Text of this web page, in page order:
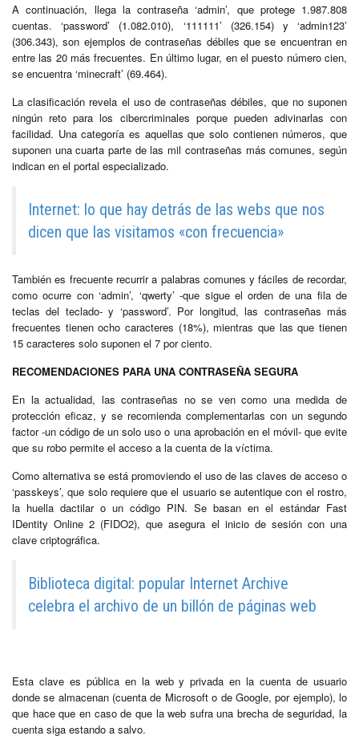
A continuación, llega la contraseña ‘admin’, que protege 1.987.808
cuentas. ‘password’ (1.082.010), ‘111111’ (326.154) y ‘admin123’
(306.343), son ejemplos de contraseñas débiles que se encuentran en
entre las 20 más frecuentes. En último lugar, en el puesto número cien,
se encuentra ‘minecraft’ (69.464).
La clasificación revela el uso de contraseñas débiles, que no suponen
ningún reto para los cibercriminales porque pueden adivinarlas con
facilidad. Una categoría es aquellas que solo contienen números, que
suponen una cuarta parte de las mil contraseñas más comunes, según
indican en el portal especializado.
Internet: lo que hay detrás de las webs que nos
dicen que las visitamos «con frecuencia»
También es frecuente recurrir a palabras comunes y fáciles de recordar,
como ocurre con ‘admin’, ‘qwerty’ -que sigue el orden de una fila de
teclas del teclado- y ‘password’. Por longitud, las contraseñas más
frecuentes tienen ocho caracteres (18%), mientras que las que tienen
15 caracteres solo suponen el 7 por ciento.
RECOMENDACIONES PARA UNA CONTRASEÑA SEGURA
En la actualidad, las contraseñas no se ven como una medida de
protección eficaz, y se recomienda complementarlas con un segundo
factor -un código de un solo uso o una aprobación en el móvil- que evite
que su robo permite el acceso a la cuenta de la víctima.
Como alternativa se está promoviendo el uso de las claves de acceso o
‘passkeys’, que solo requiere que el usuario se autentique con el rostro,
la huella dactilar o un código PIN. Se basan en el estándar Fast
IDentity Online 2 (FIDO2), que asegura el inicio de sesión con una
clave criptográfica.
Biblioteca digital: popular Internet Archive
celebra el archivo de un billón de páginas web
Esta clave es pública en la web y privada en la cuenta de usuario
donde se almacenan (cuenta de Microsoft o de Google, por ejemplo), lo
que hace que en caso de que la web sufra una brecha de seguridad, la
cuenta siga estando a salvo.